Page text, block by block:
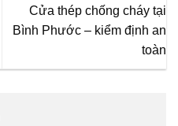
Cửa thép chống cháy tại
Bình Phước – kiểm định an
toàn